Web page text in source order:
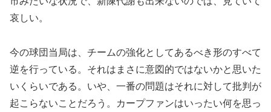
哀しい。
今の球団当局は、チームの強化としてあるべき形のすべて
逆を行っている。それはまさに意図的ではないかと思いた
いくらいである。いや、一番の問題はそれに対して批判が
起こらないことだろう。カープファンはいったい何を思っ